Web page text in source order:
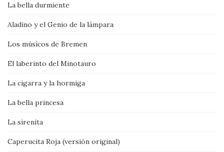
La bella durmiente
Aladino y el Genio de la lámpara
Los músicos de Bremen
El laberinto del Minotauro
La cigarra y la hormiga
La bella princesa
La sirenita
Caperucita Roja (versión original)